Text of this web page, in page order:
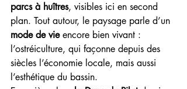
parcs à huîtres, visibles ici en second
plan. Tout autour, le paysage parle d’un
mode de vie encore bien vivant :
l’ostréiculture, qui façonne depuis des
siècles l’économie locale, mais aussi
l’esthétique du bassin.